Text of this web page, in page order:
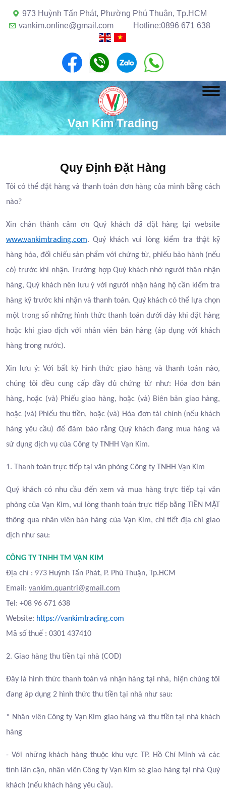
973 Huỳnh Tấn Phát, Phường Phú Thuận, Tp.HCM
vankim.online@gmail.com
Hotline:0896 671 638
Vạn Kim Trading
Quy Định Đặt Hàng
Tôi có thể đặt hàng và thanh toán đơn hàng của mình bằng cách
nào?
Xin chân thành cảm ơn Quý khách đã đặt hàng tại website
www.vankimtrading.com. Quý khách vui lòng kiểm tra thật kỹ
hàng hóa, đối chiếu sản phẩm với chứng từ, phiếu bảo hành (nếu
có) trước khi nhận. Trường hợp Quý khách nhờ người thân nhận
hàng, Quý khách nên lưu ý với người nhận hàng hộ cần kiểm tra
hàng kỹ trước khi nhận và thanh toán. Quý khách có thể lựa chọn
một trong số những hình thức thanh toán dưới đây khi đặt hàng
hoặc khi giao dịch với nhân viên bán hàng (áp dụng với khách
hàng trong nước).
Xin lưu ý: Với bất kỳ hình thức giao hàng và thanh toán nào,
chúng tôi đều cung cấp đầy đủ chứng từ như: Hóa đơn bán
hàng, hoặc (và) Phiếu giao hàng, hoặc (và) Biên bản giao hàng,
hoặc (và) Phiếu thu tiền, hoặc (và) Hóa đơn tài chính (nếu khách
hàng yêu cầu) để đảm bảo rằng Quý khách đang mua hàng và
sử dụng dịch vụ của Công ty TNHH Vạn Kim.
1. Thanh toán trực tiếp tại văn phòng Công ty TNHH Vạn Kim
Quý khách có nhu cầu đến xem và mua hàng trực tiếp tại văn
phòng của Vạn Kim, vui lòng thanh toán trực tiếp bằng TIỀN MẶT
thông qua nhân viên bán hàng của Vạn Kim, chi tiết địa chỉ giao
dịch như sau:
CÔNG TY TNHH TM VẠN KIM
Địa chỉ : 973 Huỳnh Tấn Phát, P. Phú Thuận, Tp.HCM
Email: vankim.quantri@gmail.com
Tel: +08 96 671 638
Website: https://vankimtrading.com
Mã số thuế : 0301 437410
2. Giao hàng thu tiền tại nhà (COD)
Đây là hình thức thanh toán và nhận hàng tại nhà, hiện chúng tôi
đang áp dụng 2 hình thức thu tiền tại nhà như sau:
* Nhân viên Công ty Vạn Kim giao hàng và thu tiền tại nhà khách
hàng
- Với những khách hàng thuộc khu vực TP. Hồ Chí Minh và các
tỉnh lân cận, nhân viên Công ty Vạn Kim sẽ giao hàng tại nhà Quý
khách (nếu khách hàng yêu cầu).